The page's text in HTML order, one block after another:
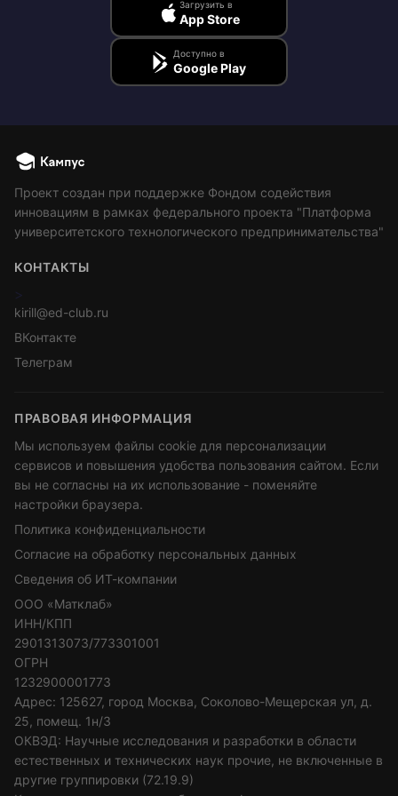
Загрузить в
App Store
Доступно в
Google Play
Проект создан при поддержке Фондом содействия
инновациям в рамках федерального проекта "Платформа
университетского технологического предпринимательства"
КОНТАКТЫ
>
kirill@ed-club.ru
ВКонтакте
Телеграм
ПРАВОВАЯ ИНФОРМАЦИЯ
Мы используем файлы cookie для персонализации
сервисов и повышения удобства пользования сайтом. Если
вы не согласны на их использование - поменяйте
настройки браузера.
Политика конфиденциальности
Согласие на обработку персональных данных
Сведения об ИТ-компании
ООО «Матклаб»
ИНН/КПП
2901313073/773301001
ОГРН
1232900001773
Адрес: 125627, город Москва, Соколово-Мещерская ул, д.
25, помещ. 1н/3
ОКВЭД: Научные исследования и разработки в области
естественных и технических наук прочие, не включенные в
другие группировки (72.19.9)